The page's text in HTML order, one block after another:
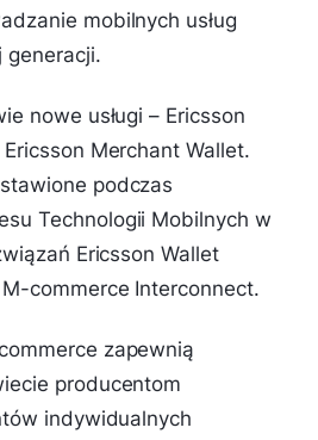
mobilnych usług
generacji.
nowe usługi – Ericsson
Merchant Wallet.
podczas
Technologii Mobilnych w
Ericsson Wallet
commerce Interconnect.
zapewnią
producentom
indywidualnych